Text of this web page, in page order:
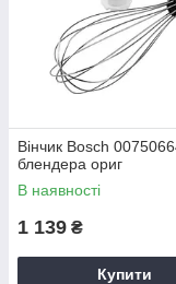
Вінчик Bosch
блендера ориг
В наявності
1 139 ₴
Купити